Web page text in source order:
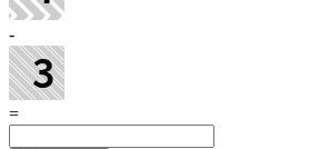
-
=